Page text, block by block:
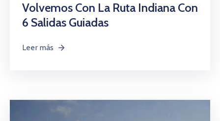
Volvemos Con La Ruta Indiana Con
6 Salidas Guiadas
Leer más